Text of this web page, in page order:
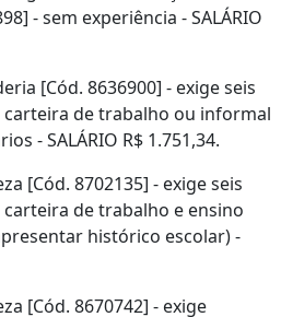
- sem experiência - SALÁRIO
[Cód. 8636900] - exige seis
carteira de trabalho ou informal
- SALÁRIO R$ 1.751,34.
[Cód. 8702135] - exige seis
de trabalho e ensino
histórico escolar) -
[Cód. 8670742] - exige